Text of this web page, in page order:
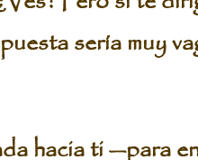
sería muy
hacia ti —para